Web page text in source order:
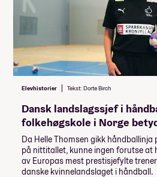
Studietur: Blåtur
Reiseforsikring
Vaskemaskin
Minimumspris for linja
Du kan legge til
(Huk av og se hvordan det påvirker
Bad på rommet
Elevhistorier Tekst: Dorte Birch
Dansk landslagssjef i
folkehøgskole i Norge
Da Helle Thomsen gikk
på nittitallet, kunne ingen forutse at
av Europas mest prestisjefylte
danske kvinnelandslaget i håndball.